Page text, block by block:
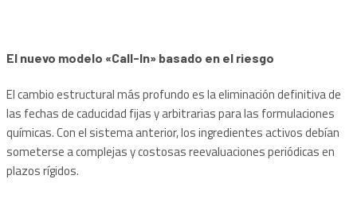
El nuevo modelo «Call-In» basado en el riesgo
El cambio estructural más profundo es la eliminación definitiva de
las fechas de caducidad fijas y arbitrarias para las formulaciones
químicas. Con el sistema anterior, los ingredientes activos debían
someterse a complejas y costosas reevaluaciones periódicas en
plazos rígidos.